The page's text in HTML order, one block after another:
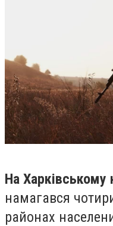
На Харківському
намагався
районах